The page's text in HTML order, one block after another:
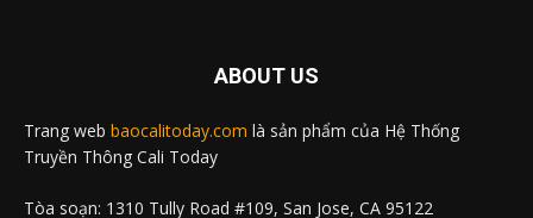
ABOUT US
Trang web baocalitoday.com là sản phẩm của Hệ Thống
Truyền Thông Cali Today
Tòa soạn: 1310 Tully Road #109, San Jose, CA 95122